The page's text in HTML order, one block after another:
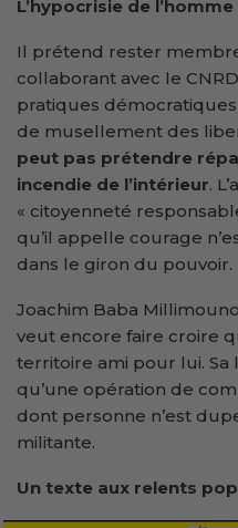
L’hypocrisie de l’homme
Il prétend rester
collaborant avec le
pratiques
de musellement des
peut pas prétendre
incendie de l’intérieur.
« citoyenneté
qu’il appelle courage
dans le giron du pouvoir.
Joachim Baba
veut encore faire croire
territoire ami pour lui. Sa
qu’une opération de
dont personne n’est
militante.
Un texte aux relents